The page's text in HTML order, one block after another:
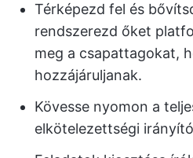
Térképezd fel és
rendszerezd őket
meg a csapattagokat,
hozzájáruljanak.
Kövesse nyomon a
elkötelezettségi